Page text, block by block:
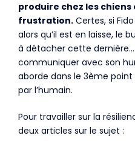
produire chez les
frustration. Certes, si
alors qu’il est en laisse, le
à détacher cette
communiquer avec son
aborde dans le 3ème
par l’humain.
Pour travailler sur la
deux articles sur le sujet :